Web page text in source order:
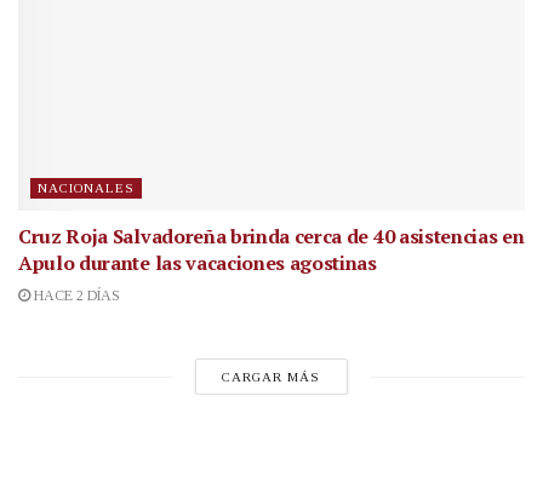
NACIONALES
Cruz Roja Salvadoreña brinda cerca de 40 asistencias en
Apulo durante las vacaciones agostinas
HACE 2 DÍAS
CARGAR MÁS